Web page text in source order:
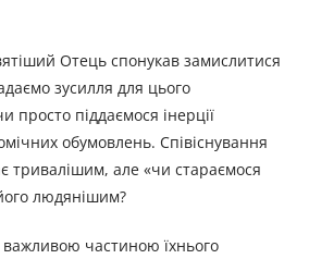
Отець спонукав замислитися
зусилля для цього
просто піддаємося інерції
обумовлень. Співіснування
тривалішим, але «чи стараємося
людянішим?
важливою частиною їхнього